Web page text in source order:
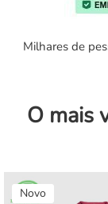
Milhares de
O mais
Novo
Novo